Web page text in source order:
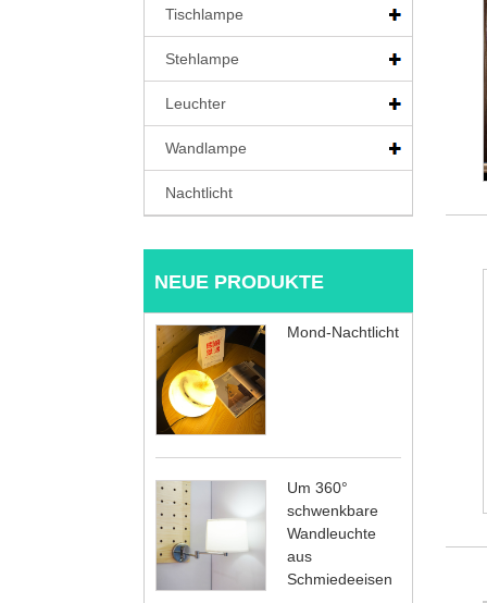
Tischlampe
Stehlampe
Leuchter
Wandlampe
Nachtlicht
NEUE PRODUKTE
Mond-Nachtlicht
Um 360°
schwenkbare
Wandleuchte
aus
Schmiedeeisen